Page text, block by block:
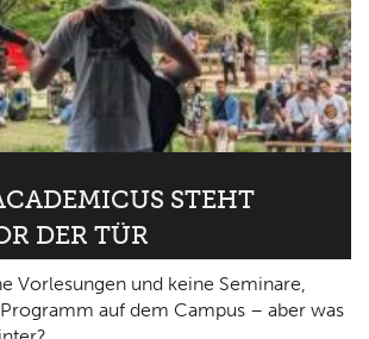
STEHT
DER TÜR
Vorlesungen und keine Seminare,
auf dem Campus – aber was